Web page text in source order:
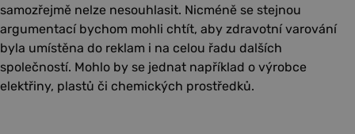
samozřejmě nelze nesouhlasit. Nicméně se stejnou
argumentací bychom mohli chtít, aby zdravotní varování
byla umístěna do reklam i na celou řadu dalších
společností. Mohlo by se jednat například o výrobce
elektřiny, plastů či chemických prostředků.